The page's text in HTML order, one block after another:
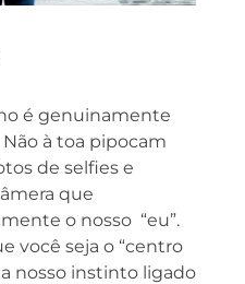
é genuinamente
à toa pipocam
de selfies e
que
o nosso “eu”.
você seja o “centro
nosso instinto ligado